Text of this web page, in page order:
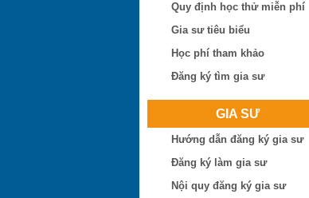
Quy định học thử miễn phí
Gia sư tiêu biểu
Học phí tham khảo
Đăng ký tìm gia sư
GIA SƯ
Hướng dẫn đăng ký gia sư
Đăng ký làm gia sư
Nội quy đăng ký gia sư
Trần Thị Minh Thư
Hiện là: Giáo viên
Trần Tuấn Việt
Ngô Thị Huệ
Nguyễn Hoài Bão